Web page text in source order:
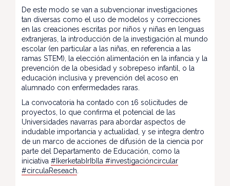
De este modo se van a subvencionar investigaciones
tan diversas como el uso de modelos y correcciones
en las creaciones escritas por niños y niñas en lenguas
extranjeras, la introducción de la investigación al mundo
escolar (en particular a las niñas, en referencia a las
ramas STEM), la elección alimentación en la infancia y la
prevención de la obesidad y sobrepeso infantil, o la
educación inclusiva y prevención del acoso en
alumnado con enfermedades raras.
La convocatoria ha contado con 16 solicitudes de
proyectos, lo que confirma el potencial de las
Universidades navarras para abordar aspectos de
indudable importancia y actualidad, y se integra dentro
de un marco de acciones de difusión de la ciencia por
parte del Departamento de Educación, como la
iniciativa #IkerketabIrIbIla #investigacióncircular
#circulaReseach.